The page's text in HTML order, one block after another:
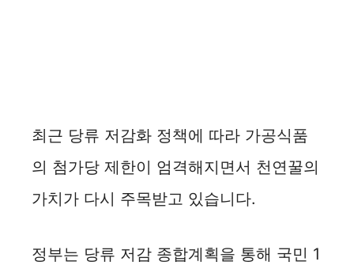
최근 당류 저감화 정책에 따라 가공식품
의 첨가당 제한이 엄격해지면서 천연꿀의
가치가 다시 주목받고 있습니다.
정부는 당류 저감 종합계획을 통해 국민 1